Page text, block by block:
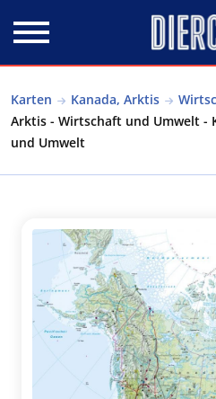
Karten Kanada, Arktis
Arktis - Wirtschaft und Umwelt -
und Umwelt